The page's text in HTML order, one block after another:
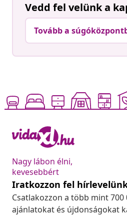
Vedd fel velünk a
Tovább a
Nagy lábon élni,
kevesebbért
Iratkozzon fel
Csatlakozzon a több mint
ajánlatokat és újdonságokat